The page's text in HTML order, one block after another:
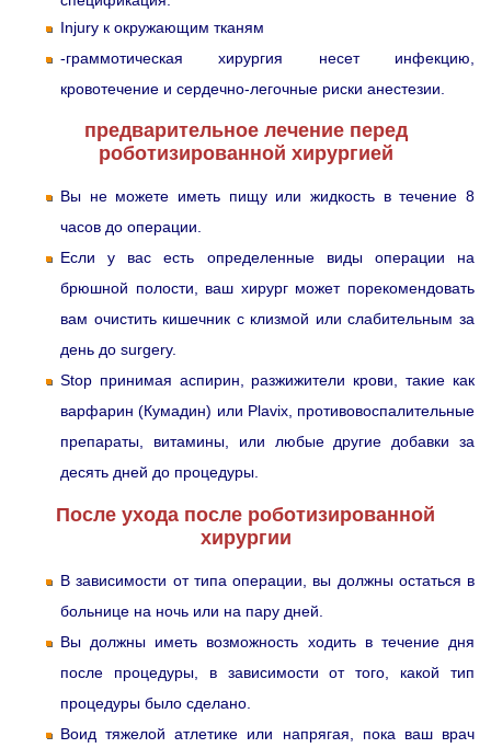
Injury к окружающим тканям
-граммотическая хирургия несет инфекцию,
кровотечение и сердечно-легочные риски анестезии.
предварительное лечение перед
роботизированной хирургией
Вы не можете иметь пищу или жидкость в течение 8
часов до операции.
Если у вас есть определенные виды операции на
брюшной полости, ваш хирург может порекомендовать
вам очистить кишечник с клизмой или слабительным за
день до surgery.
Stop принимая аспирин, разжижители крови, такие как
варфарин (Кумадин) или Plavix, противовоспалительные
препараты, витамины, или любые другие добавки за
десять дней до процедуры.
После ухода после роботизированной
хирургии
В зависимости от типа операции, вы должны остаться в
больнице на ночь или на пару дней.
Вы должны иметь возможность ходить в течение дня
после процедуры, в зависимости от того, какой тип
процедуры было сделано.
Воид тяжелой атлетике или напрягая, пока ваш врач